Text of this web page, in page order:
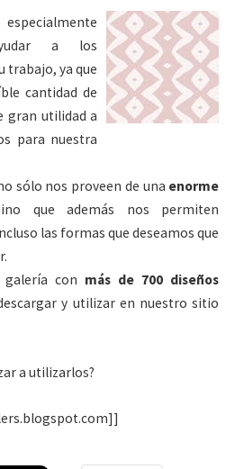
a los
trabajo, ya que
cantidad de
gran utilidad a
para nuestra
sólo nos proveen de una enorme
que además nos permiten
las formas que deseamos que
galería con más de 700 diseños
y utilizar en nuestro sitio
a utilizarlos?